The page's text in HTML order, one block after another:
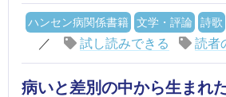
ハンセン病関係書籍 文学・評論 詩歌
／ 試し読みできる 読者
病いと差別の中から生まれ